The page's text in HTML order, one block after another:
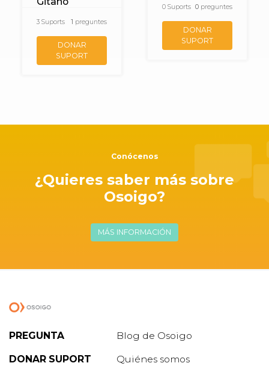
3 Suports 1 preguntes
DONAR
SUPORT
0 Suports 0 preguntes
DONAR
SUPORT
Conócenos
¿Quieres saber más sobre
Osoigo?
MÁS INFORMACIÓN
PREGUNTA
DONAR SUPORT
Blog de Osoigo
Quiénes somos